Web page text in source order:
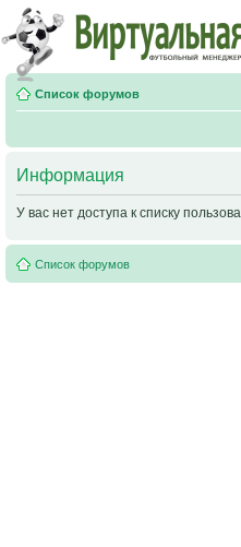
Список форумов
Информация
У вас нет доступа к списку
Список форумов